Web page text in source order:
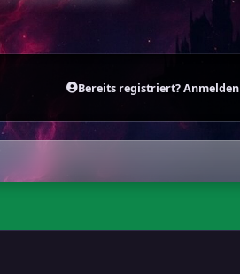
Bereits registriert? Anmelden